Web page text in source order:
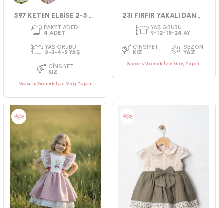
CINSIYET CINSIYET
597 KETEN ELBİSE 2-5 YAŞ
Sipariş Vermek İçin Giriş Yapın.
231 FIRFIR YAKALI DANTEL ELBİSE
Sipariş Vermek İçin Giriş Yapın.